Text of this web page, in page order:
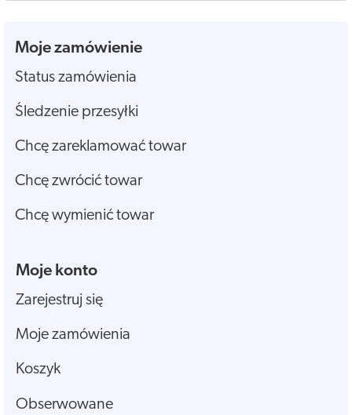
Moje zamówienie
Status zamówienia
Śledzenie przesyłki
Chcę zareklamować towar
Chcę zwrócić towar
Chcę wymienić towar
Moje konto
Zarejestruj się
Moje zamówienia
Koszyk
Obserwowane